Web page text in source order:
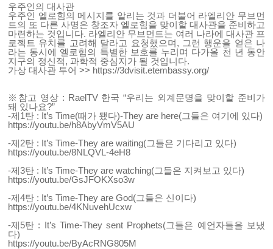
우주인의 대사관
우주인 엘로힘의 메시지를 알리는 것과 더불어 라엘리안 무브먼
트의 또 다른 사명은 창조자 엘로힘을 맞이할 대사관을 준비하고
마련하는 것입니다. 라엘리안 무브먼트는 여러 나라에 대사관 프
로젝트 유치를 고려해 달라고 요청했으며, 그런 행운을 얻은 나
라는 동시에 엘로힘의 특별한 보호를 누리며 다가올 천 년 동안
지구의 정신적, 과학적 중심지가 될 것입니다.
가상 대사관 투어 >> https://3dvisit.etembassy.org/
※참고 영상 : RaelTV 한국 “우리는 외계문명을 맞이할 준비가
돼 있나요?”
-제1탄 : It’s Time(때가 됐다)-They are here(그들은 여기에 있다)
https://youtu.be/h8AbyVmV5AU
-제2탄 : It’s Time-They are waiting(그들은 기다리고 있다)
https://youtu.be/8NLQVL-4eH8
-제3탄 : It’s Time-They are watching(그들은 지켜보고 있다)
https://youtu.be/GsJFOKXso3w
-제4탄 : It’s Time-They are God(그들은 신이다)
https://youtu.be/4KNuvehUcxw
-제5탄 : It’s Time-They sent Prophets(그들은 예언자들을 보냈
다)
https://youtu.be/ByAcRNG805M